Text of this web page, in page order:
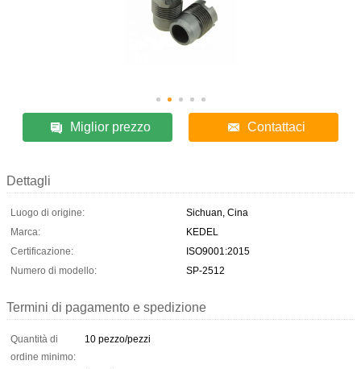
Miglior prezzo Contattaci
Dettagli
Luogo di origine:
Sichuan, Cina
Marca:
KEDEL
Certificazione:
ISO9001:2015
Numero di modello:
SP-2512
Termini di pagamento e spedizione
Quantità di
ordine minimo:
10 pezzo/pezzi